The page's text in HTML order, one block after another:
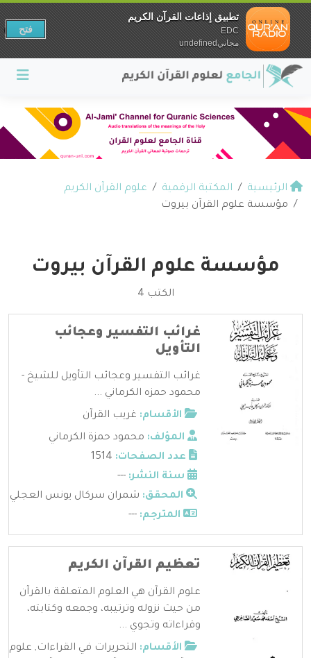
الرئيسية المكتبة الرقمية
علوم القرآن الكريم
مؤسسة علوم القرآن بيروت
مؤسسة علوم القرآن بيروت
الكتب 4
غرائب التفسير وعجائب
التأويل
غرائب التفسير وعجائب التأويل للشيخ -
محمود حمزه الكرماني ...
الأقسام: غريب القرآن
المؤلف: محمود حمزة الكرماني
عدد الصفحات:
سنة النشر: ---
المحقق: شمران سركال يونس العجلي
المترجم: ---
تعظيم القرآن الكريم
علوم القرآن هي العلوم المتعلقة بالقرآن
من حيث نزوله وترتيبه، وجمعه وكتابته،
وقراءاته وتجوي ...
الأقسام: التحريرات في القراءات, علوم
تطبيق إذاعات القرآن الكريم
EDC
مجانيundefined
فتح